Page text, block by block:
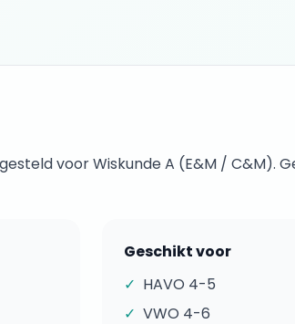
voor Wiskunde A (E&M / C&M).
Geschikt voor
✓ HAVO 4-5
✓ VWO 4-6